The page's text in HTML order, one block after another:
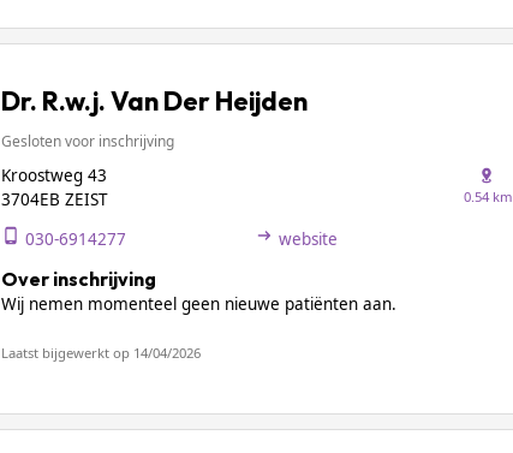
Dr. R.w.j. Van Der Heijden
Gesloten voor inschrijving
Kroostweg 43
3704EB ZEIST
0.54 km
030-6914277 website
Over inschrijving
Wij nemen momenteel geen nieuwe patiënten aan.
Laatst bijgewerkt op 14/04/2026